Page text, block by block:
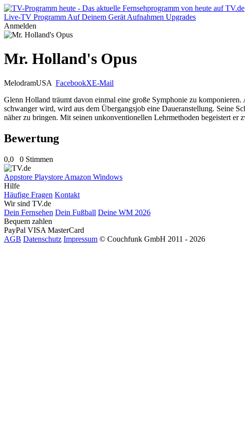
Live-TV Programm Auf Deinem Gerät Aufnahmen Upgrades
Anmelden
Mr. Holland's Opus
MelodramUSA FacebookXE-Mail
Glenn Holland träumt davon einmal eine große Symphonie zu
schwanger wird, wird aus dem Übergangsjob eine Daueranstellung. Seine
näher zu bringen. Mit seinen unkonventionellen Lehrmethoden begeistert er
Bewertung
0,0 0 Stimmen
Appstore Playstore Amazon Windows
Hilfe
Häufige Fragen Kontakt
Wir sind TV.de
Dein Fernsehen Dein Fußball Deine WM 2026
Bequem zahlen
PayPal VISA MasterCard
AGB Datenschutz Impressum © Couchfunk GmbH 2011 - 2026